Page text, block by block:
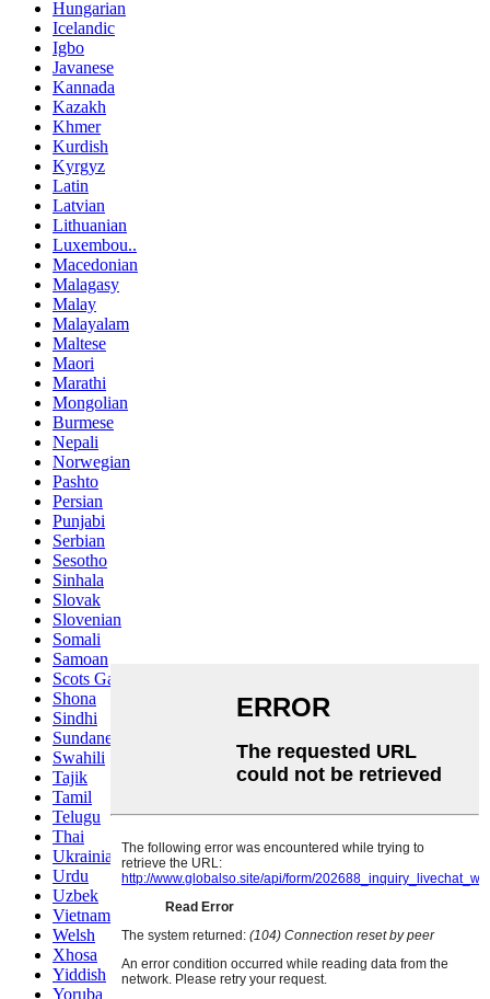
Hungarian
Icelandic
Igbo
Javanese
Kannada
Kazakh
Khmer
Kurdish
Kyrgyz
Latin
Latvian
Lithuanian
Luxembou..
Macedonian
Malagasy
Malay
Malayalam
Maltese
Maori
Marathi
Mongolian
Burmese
Nepali
Norwegian
Pashto
Persian
Punjabi
Serbian
Sesotho
Sinhala
Slovak
Slovenian
Somali
Samoan
Scots Gaelic
Shona
Sindhi
Sundanese
Swahili
Tajik
Tamil
Telugu
Thai
Ukrainian
Urdu
Uzbek
Vietnamese
Welsh
Xhosa
Yiddish
Yoruba